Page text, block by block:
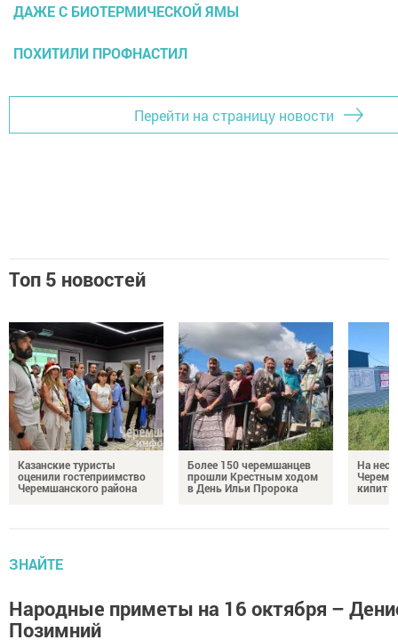
ДАЖЕ С БИОТЕРМИЧЕСКОЙ ЯМЫ
ПОХИТИЛИ ПРОФНАСТИЛ
Перейти на страницу новости
Топ 5 новостей
Казанские туристы
оценили гостеприимство
Черемшанского района
Более 150 черемшанцев
прошли Крестным ходом
в День Ильи Пророка
На
кипит
ЗНАЙТЕ
Народные приметы на 16 октября –
Позимний